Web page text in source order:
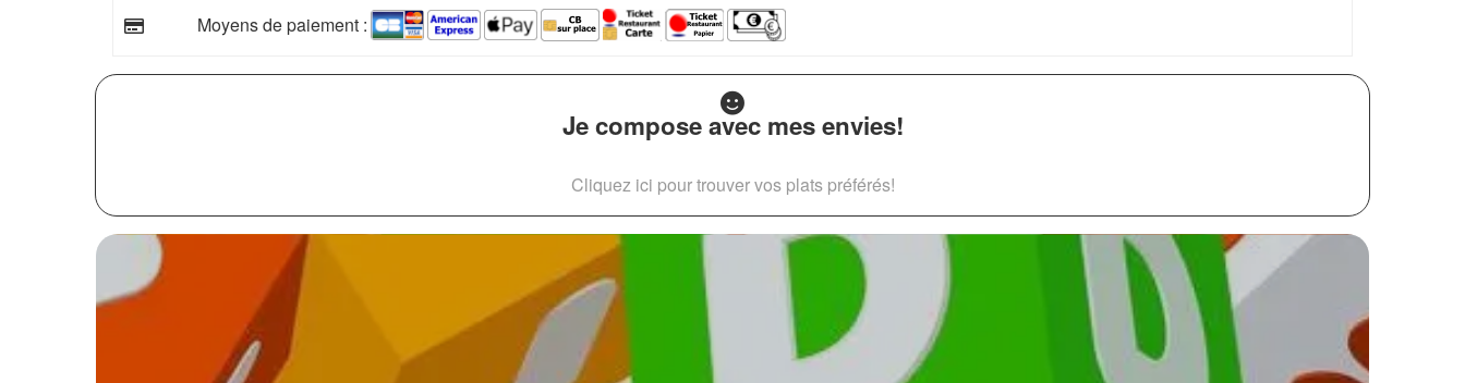
Moyens de paiement :
Je compose avec mes envies!
Cliquez ici pour trouver vos plats préférés!